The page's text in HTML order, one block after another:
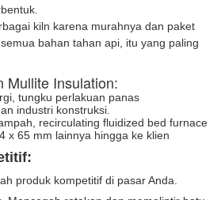
kiln karena murahnya dan paket
bahan tahan api, itu yang paling
Mullite Insulation:
tungku perlakuan panas
industri konstruksi.
recirculating fluidized bed furnace
x 65 mm lainnya hingga ke klien
produk kompetitif di pasar Anda.